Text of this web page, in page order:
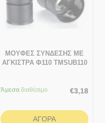
ΜΟΥΦΕΣ ΣΥΝΔΕΣΗΣ ΜΕ
ΑΓΚΙΣΤΡΑ Φ110 TMSUB110
Άμεσα διαθέσιμο €3,18
ΑΓΟΡΆ